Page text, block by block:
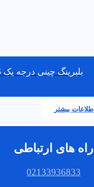
بلبرینگ چینی درجه یک 6006
اطلاعات بیشتر
راه های ارتباطی
02133936833